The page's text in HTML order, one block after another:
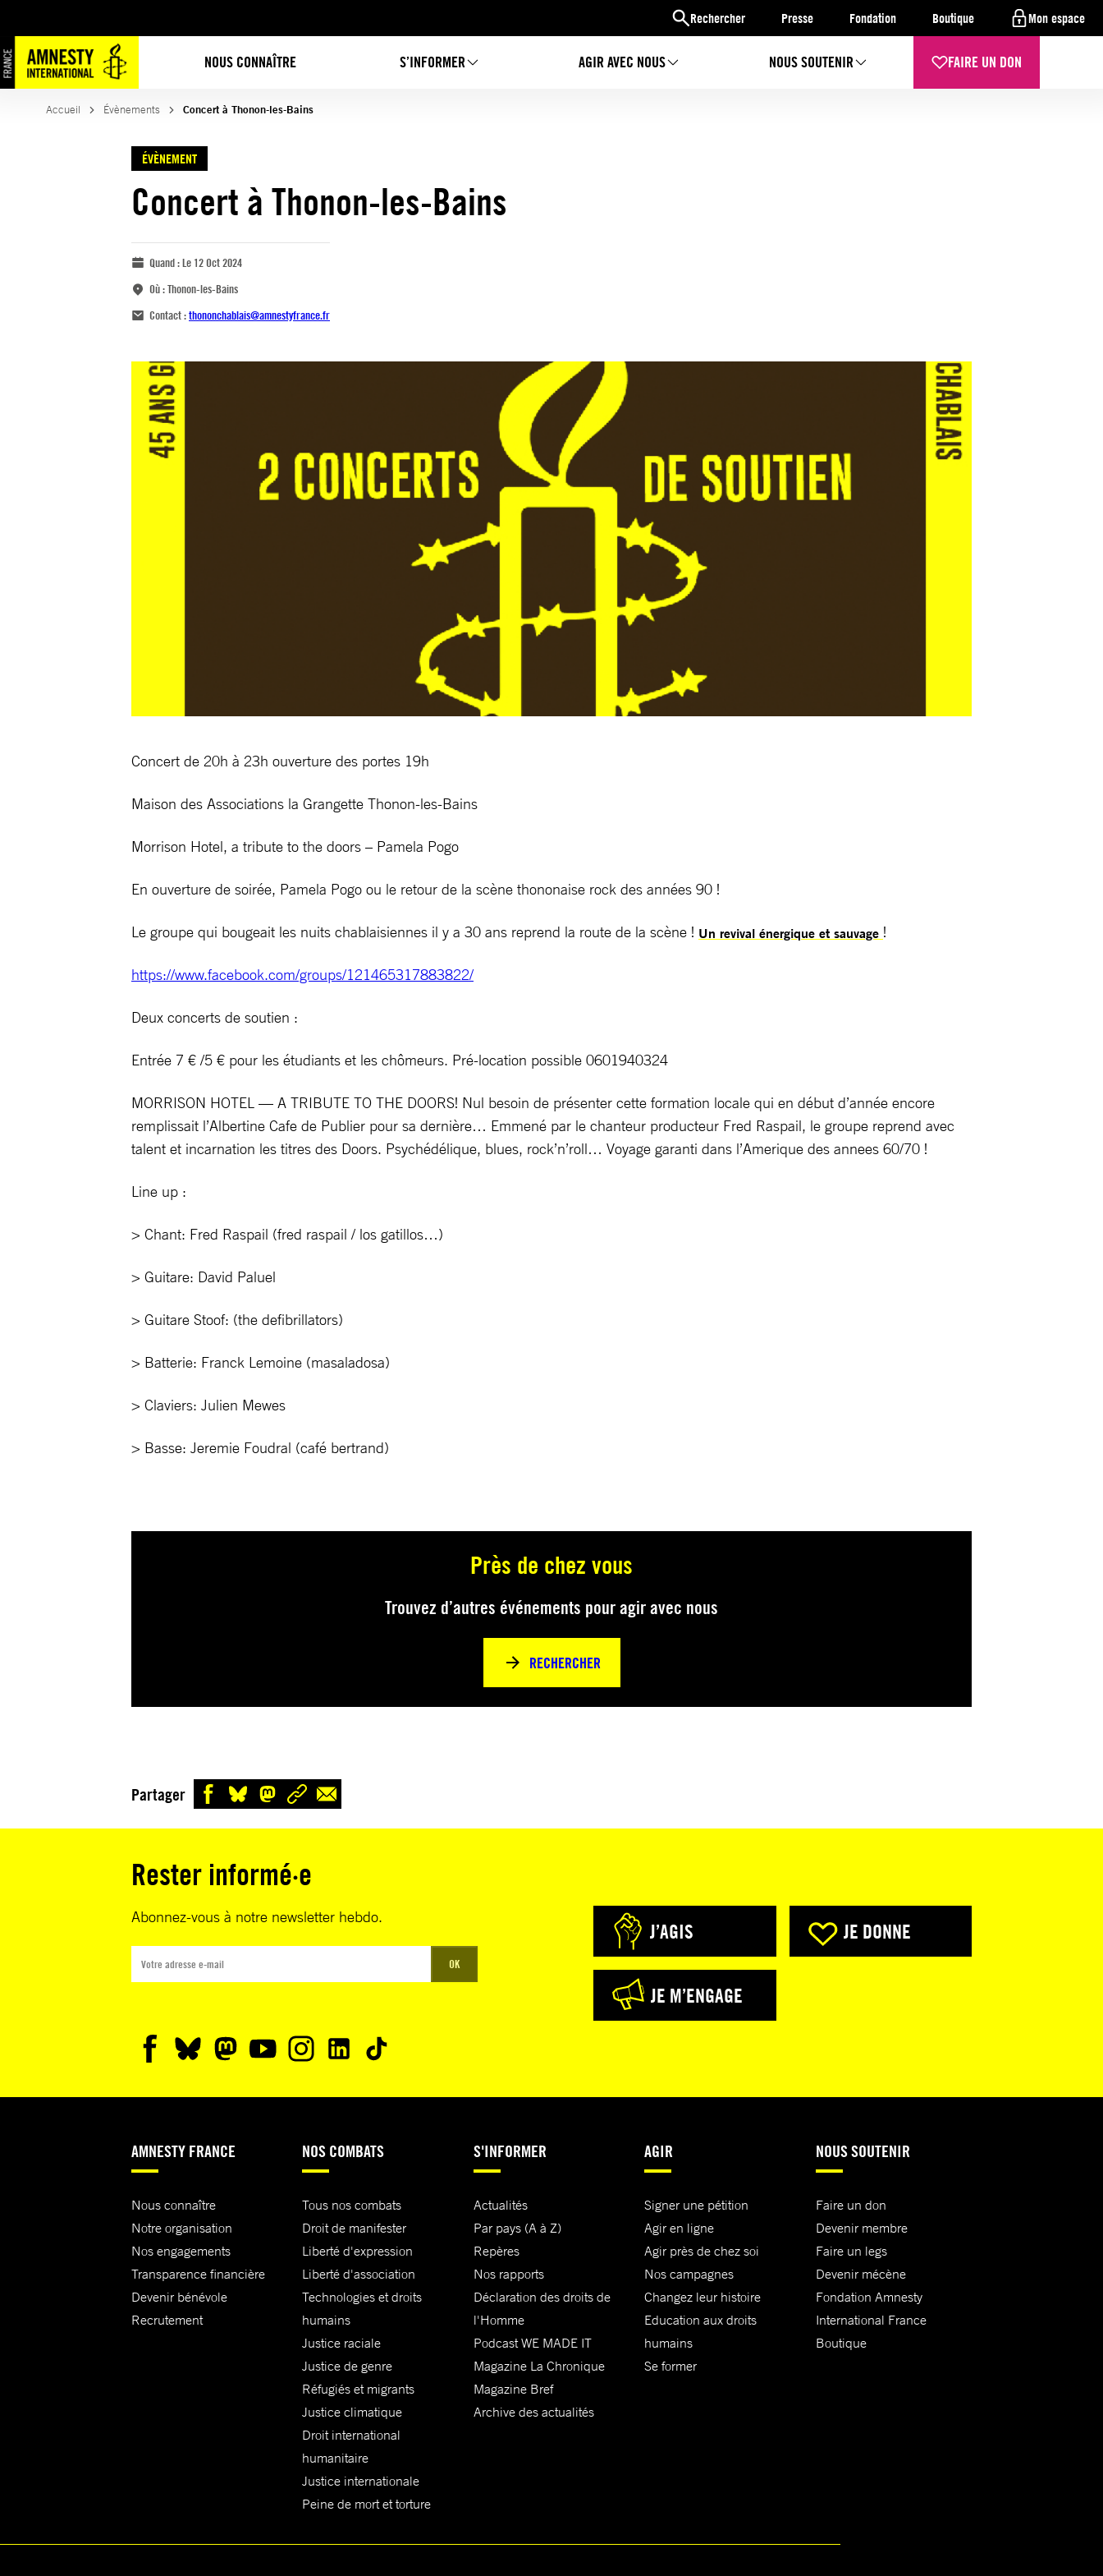
Rechercher Presse Fondation Boutique Mon espace
NOUS CONNAÎTRE S’INFORMER AGIR AVEC NOUS NOUS SOUTENIR FAIRE UN DON
Accueil Évènements Concert à Thonon-les-Bains
ÉVÈNEMENT
Concert à Thonon-les-Bains
Quand :Le 12 Oct 2024
Où :Thonon-les-Bains
Contact :thononchablais@amnestyfrance.fr
Concert de 20h à 23h ouverture des portes 19h
Maison des Associations la Grangette Thonon-les-Bains
Morrison Hotel, a tribute to the doors – Pamela Pogo
En ouverture de soirée, Pamela Pogo ou le retour de la scène thononaise rock des années 90 !
Le groupe qui bougeait les nuits chablaisiennes il y a 30 ans reprend la route de la scène ! Un revival énergique et sauvage !
https://www.facebook.com/groups/121465317883822/
Deux concerts de soutien :
Entrée 7 € /5 € pour les étudiants et les chômeurs. Pré-location possible 0601940324
MORRISON HOTEL — A TRIBUTE TO THE DOORS! Nul besoin de présenter cette formation locale qui en début d’année encore
remplissait l’Albertine Cafe de Publier pour sa dernière… Emmené par le chanteur producteur Fred Raspail, le groupe reprend avec
talent et incarnation les titres des Doors. Psychédélique, blues, rock’n’roll… Voyage garanti dans l’Amerique des annees 60/70 !
Line up :
> Chant: Fred Raspail (fred raspail / los gatillos…)
> Guitare: David Paluel
> Guitare Stoof: (the defibrillators)
> Batterie: Franck Lemoine (masaladosa)
> Claviers: Julien Mewes
> Basse: Jeremie Foudral (café bertrand)
Près de chez vous
Trouvez d’autres événements pour agir avec nous
RECHERCHER
Partager
Rester informé·e
Abonnez-vous à notre newsletter hebdo.
OK
J’AGIS JE DONNE
JE M’ENGAGE
AMNESTY FRANCE
Nous connaître
Notre organisation
Nos engagements
Transparence financière
Devenir bénévole
Recrutement
NOS COMBATS
Tous nos combats
Droit de manifester
Liberté d'expression
Liberté d'association
Technologies et droits
humains
Justice raciale
Justice de genre
Réfugiés et migrants
Justice climatique
Droit international
humanitaire
Justice internationale
Peine de mort et torture
S'INFORMER
Actualités
Par pays (A à Z)
Repères
Nos rapports
Déclaration des droits de
l'Homme
Podcast WE MADE IT
Magazine La Chronique
Magazine Bref
Archive des actualités
AGIR
Signer une pétition
Agir en ligne
Agir près de chez soi
Nos campagnes
Changez leur histoire
Education aux droits
humains
Se former
NOUS SOUTENIR
Faire un don
Devenir membre
Faire un legs
Devenir mécène
Fondation Amnesty
International France
Boutique